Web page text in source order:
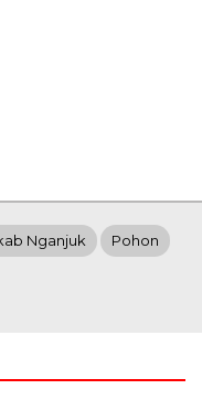
Nganjuk Pohon